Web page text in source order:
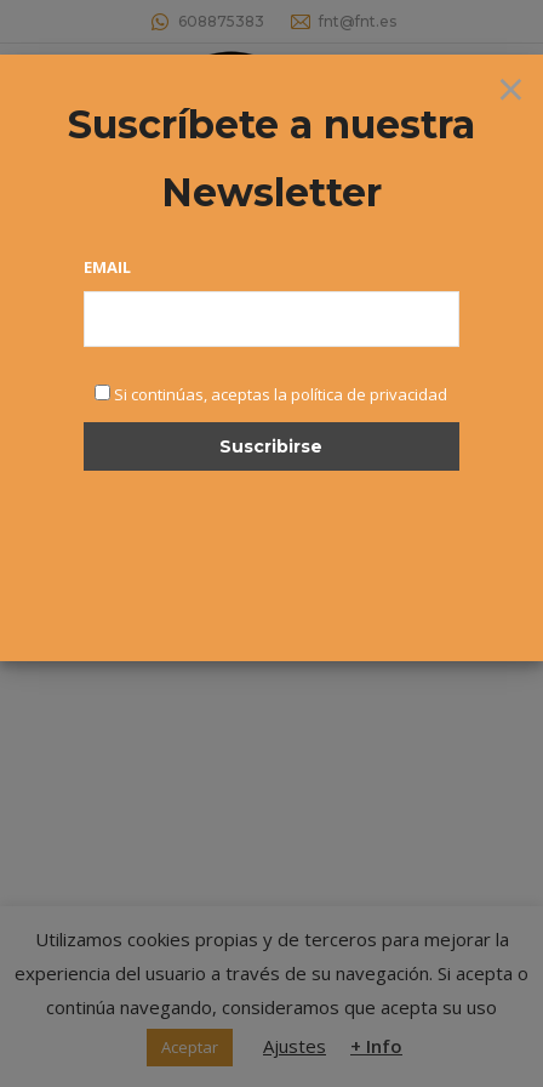
608875383 fnt@fnt.es
Buscar:
Archives:3º CADETE
3º CADETE
¡No hay eventos!
Utilizamos cookies propias y de terceros para mejorar la
experiencia del usuario a través de su navegación. Si acepta o
continúa navegando, consideramos que acepta su uso
Aceptar Ajustes + Info
×
Suscríbete a nuestra
Newsletter
EMAIL
Si continúas, aceptas la política de privacidad